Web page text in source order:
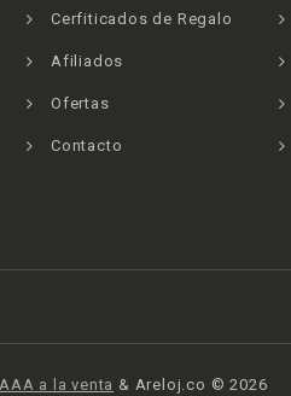
Cerfiticados de Regalo
Afiliados
Ofertas
Contacto
a la venta & Areloj.co © 2026